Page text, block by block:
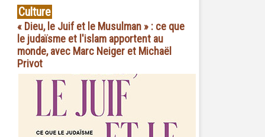
Culture
« Dieu, le Juif et le Musulman » : ce que
le judaïsme et l'islam apportent au
monde, avec Marc Neiger et Michaël
Privot